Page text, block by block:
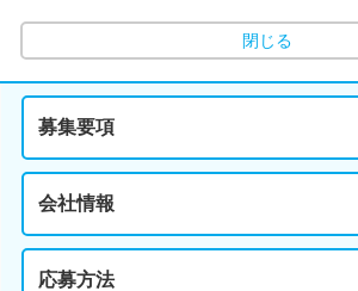
閉じる
募集要項
会社情報
応募方法